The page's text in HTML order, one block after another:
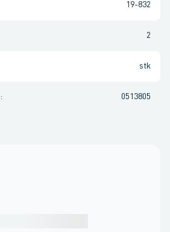
19-832
2
stk
: 0513805